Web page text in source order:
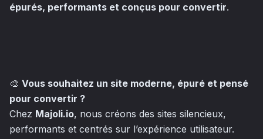
épurés, performants et conçus pour convertir.
🎨 Vous souhaitez un site moderne, épuré et pensé
pour convertir ?
Chez Majoli.io, nous créons des sites silencieux,
performants et centrés sur l’expérience utilisateur.